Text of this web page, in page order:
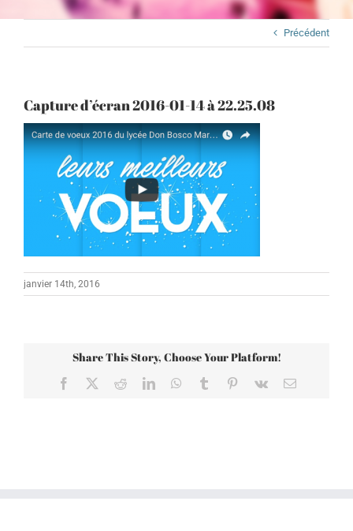
Précédent
Capture d’écran 2016-01-14 à 22.25.08
janvier 14th, 2016
Share This Story, Choose Your Platform!
Facebook RedditLinkedInWhatsApp
Tumblr Pinterest
Vk Email